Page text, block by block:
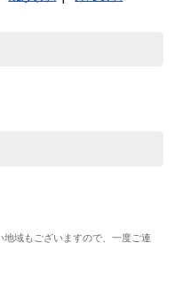
域もございますので、一度ご連